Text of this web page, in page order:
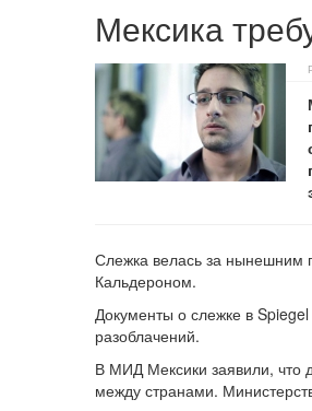
Мексика
Слежка велась за нынешним
Кальдероном.
Документы о слежке в
разоблачений.
В МИД Мексики заявили, что
между странами.